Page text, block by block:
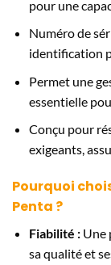
pour une
Numéro de
identification
Permet une
essentielle
Conçu pour
exigeants,
Pourquoi
Penta ?
Fiabilité :Une
sa qualité et